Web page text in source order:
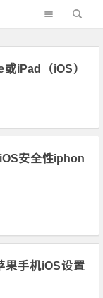
iPad（iOS）
安全性iphon
果手机iOS设置